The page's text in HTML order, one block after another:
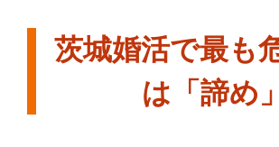
茨城婚活で最も
は「諦め」